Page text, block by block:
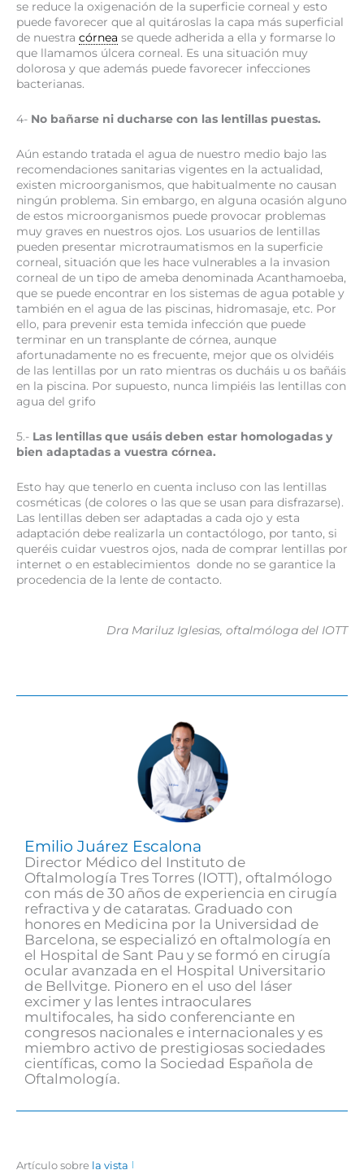
se reduce la oxigenación de la superficie corneal y esto
puede favorecer que al quitároslas la capa más superficial
de nuestra córnea se quede adherida a ella y formarse lo
que llamamos úlcera corneal. Es una situación muy
dolorosa y que además puede favorecer infecciones
bacterianas.
4- No bañarse ni ducharse con las lentillas puestas.
Aún estando tratada el agua de nuestro medio bajo las
recomendaciones sanitarias vigentes en la actualidad,
existen microorganismos, que habitualmente no causan
ningún problema. Sin embargo, en alguna ocasión alguno
de estos microorganismos puede provocar problemas
muy graves en nuestros ojos. Los usuarios de lentillas
pueden presentar microtraumatismos en la superficie
corneal, situación que les hace vulnerables a la invasion
corneal de un tipo de ameba denominada Acanthamoeba,
que se puede encontrar en los sistemas de agua potable y
también en el agua de las piscinas, hidromasaje, etc. Por
ello, para prevenir esta temida infección que puede
terminar en un transplante de córnea, aunque
afortunadamente no es frecuente, mejor que os olvidéis
de las lentillas por un rato mientras os ducháis u os bañáis
en la piscina. Por supuesto, nunca limpiéis las lentillas con
agua del grifo
5.- Las lentillas que usáis deben estar homologadas y
bien adaptadas a vuestra córnea.
Esto hay que tenerlo en cuenta incluso con las lentillas
cosméticas (de colores o las que se usan para disfrazarse).
Las lentillas deben ser adaptadas a cada ojo y esta
adaptación debe realizarla un contactólogo, por tanto, si
queréis cuidar vuestros ojos, nada de comprar lentillas por
internet o en establecimientos donde no se garantice la
procedencia de la lente de contacto.
Dra Mariluz Iglesias, oftalmóloga del IOTT
Emilio Juárez Escalona
Director Médico del Instituto de
Oftalmología Tres Torres (IOTT), oftalmólogo
con más de 30 años de experiencia en cirugía
refractiva y de cataratas. Graduado con
honores en Medicina por la Universidad de
Barcelona, se especializó en oftalmología en
el Hospital de Sant Pau y se formó en cirugía
ocular avanzada en el Hospital Universitario
de Bellvitge. Pionero en el uso del láser
excimer y las lentes intraoculares
multifocales, ha sido conferenciante en
congresos nacionales e internacionales y es
miembro activo de prestigiosas sociedades
científicas, como la Sociedad Española de
Oftalmología.
Artículo sobre la vista